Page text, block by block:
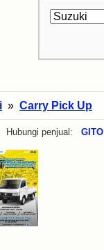
» Carry Pick Up
penjual: GITO